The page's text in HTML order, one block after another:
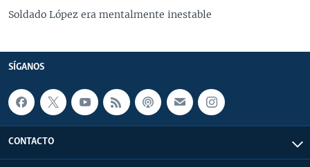
Soldado López era mentalmente inestable
SÍGANOS
CONTACTO